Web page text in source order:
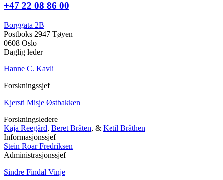
+47 22 08 86 00
Borggata 2B
Postboks 2947 Tøyen
0608 Oslo
Daglig leder
Hanne C. Kavli
Forskningssjef
Kjersti Misje Østbakken
Forskningsledere
Kaja Reegård, Beret Bråten, & Ketil Bråthen
Informasjonssjef
Stein Roar Fredriksen
Administrasjonssjef
Sindre Findal Vinje